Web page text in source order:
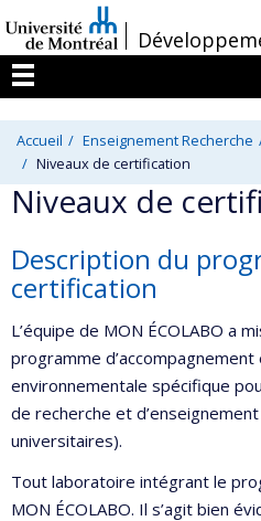
au
contenu
/
Menu
Accueil Enseignement Recherche
Niveaux de certification
Niveaux de
Description du
certification
L’équipe de MON ÉCOLABO a
programme
environnementale spécifique
de recherche et
universitaires).
Tout laboratoire intégrant le
MON ÉCOLABO. Il s’agit bien